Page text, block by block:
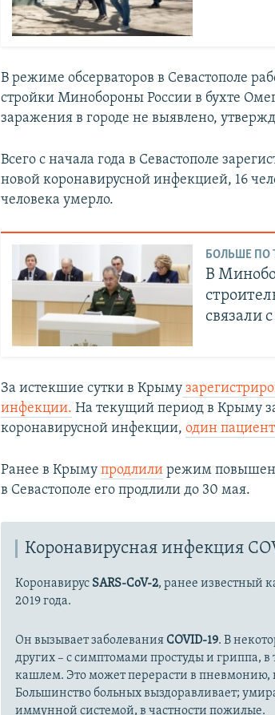
В режиме обсерваторов в Севастополе
стройки Минобороны России в бухте
заражения в городе не выявлено,
Всего с начала года в Севастополе
новой коронавирусной инфекцией, 16
человека умерло.
БОЛЬШЕ ПО
В
связали
За истекшие сутки в Крыму
инфекции. На текущий период в Крыму
коронавирусной инфекции,один
Ранее в Крымупродлили режим
в Севастополе его продлили до 30 мая.
Коронавирусная инфекция
Коронавирус SARS-CoV-2, ранее известный
2019 года.
Он вызывает заболеванияCOVID-19. В
других – с симптомами простуды и гриппа,
кашлем. Это может перерасти в пневмонию,
Большинство больных выздоравливает;
иммунной системой, в частности пожилые.